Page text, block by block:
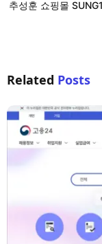
추성훈 쇼핑몰
Related Posts